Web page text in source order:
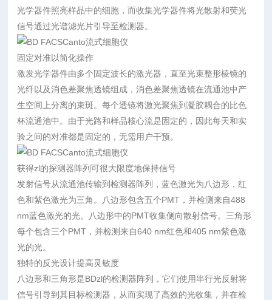
光学器件照亮样品中的细胞，而收集光学器件将光散射和荧光
信号通过光谱滤光片引导至检测器。
固定对准以简化操作
激发光学器件由多个固定波长的激光器，直至光束整形棱镜的
光纤以及消色差聚焦透镜组成，消色差聚焦透镜在流通池中产
生空间上分离的束斑。每个透镜将激光聚焦到凝胶耦合的比色
杯流通池中。由于光路和样品核心流是固定的，因此每天和实
验之间的对准都是固定的，无需用户干预。
获得zl的探测器阵列可很大限度地保持信号
发射信号从流通池传输到检测器阵列，蓝色激光为八边形，红
色和紫色激光为三角。八边形包含五个PMT，并检测来自488
nm蓝色激光的光。八边形中的PMT收集侧向散射信号。三角形
每个包含三个PMT，并检测来自640 nm红色和405 nm紫色激
光的光。
独特的反光设计提高灵敏度
八边形和三角形是BDzl的检测器阵列，它们使用串行光反射将
信号引导到其目标检测器，从而实现了高效的光收集，并在检